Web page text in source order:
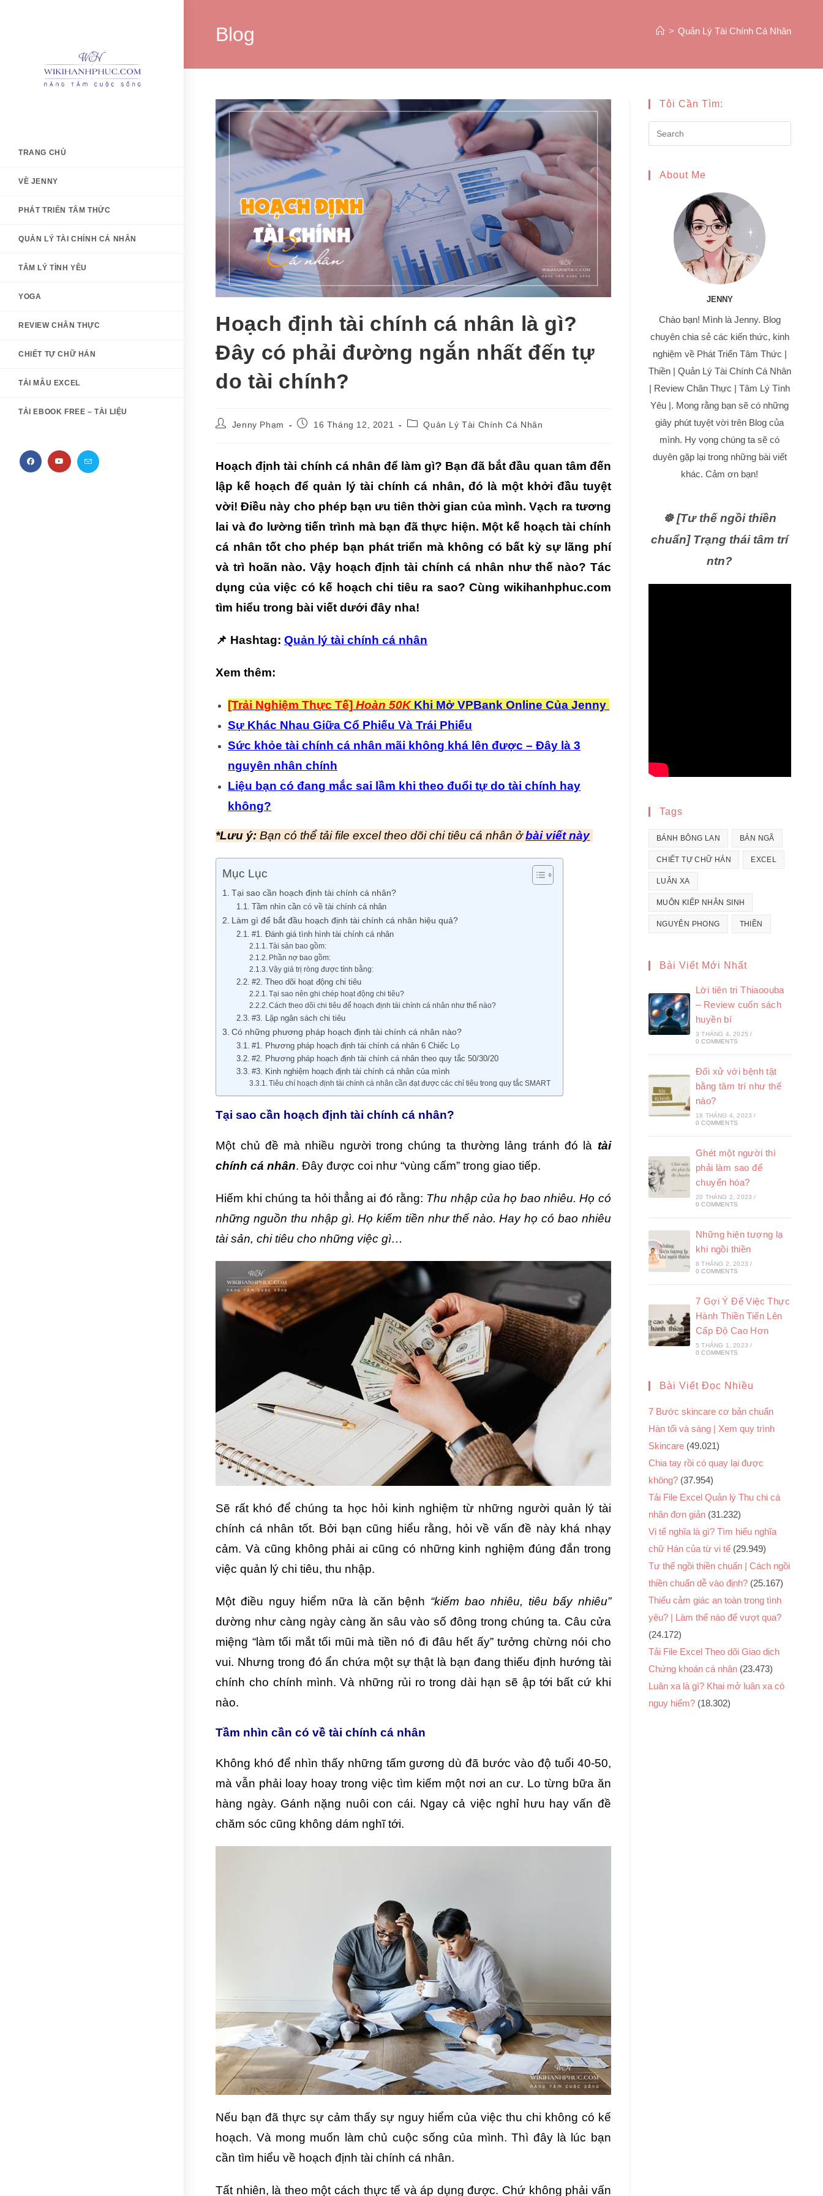
TRANG CHỦ
VỀ JENNY
PHÁT TRIỂN TÂM THỨC
QUẢN LÝ TÀI CHÍNH CÁ NHÂN
TÂM LÝ TÌNH YÊU
YOGA
REVIEW CHÂN THỰC
CHIẾT TỰ CHỮ HÁN
TẢI MẪU EXCEL
TẢI EBOOK FREE – TÀI LIỆU
Blog > Quản Lý Tài Chính Cá Nhân
Hoạch định tài chính cá nhân là gì?
Đây có phải đường ngắn nhất đến tự
do tài chính?
PostJenny Phạm
Post16 Tháng 12, 2021
PostQuản Lý Tài Chính Cá Nhân
Hoạch định tài chính cá nhân để làm gì? Bạn đã bắt đầu quan tâm đến
lập kế hoạch để quản lý tài chính cá nhân, đó là một khởi đầu tuyệt
vời! Điều này cho phép bạn ưu tiên thời gian của mình. Vạch ra tương
lai và đo lường tiến trình mà bạn đã thực hiện. Một kế hoạch tài chính
cá nhân tốt cho phép bạn phát triển mà không có bất kỳ sự lãng phí
và trì hoãn nào. Vậy hoạch định tài chính cá nhân như thế nào? Tác
dụng của việc có kế hoạch chi tiêu ra sao? Cùng wikihanhphuc.com
tìm hiểu trong bài viết dưới đây nha!
📌 Hashtag:Quản lý tài chính cá nhân
Xem thêm:
[Trải Nghiệm Thực Tế] Hoàn 50K Khi Mở VPBank Online Của Jenny
Sự Khác Nhau Giữa Cổ Phiếu Và Trái Phiếu
Sức khỏe tài chính cá nhân mãi không khá lên được – Đây là 3
nguyên nhân chính
Liệu bạn có đang mắc sai lầm khi theo đuổi tự do tài chính hay
không?
*Lưu ý: Bạn có thể tải file excel theo dõi chi tiêu cá nhân ởbài viết này
Mục Lục
Tại sao cần hoạch định tài chính cá nhân?
Tầm nhìn cần có về tài chính cá nhân
Làm gì để bắt đầu hoạch định tài chính cá nhân hiệu quả?
#1. Đánh giá tình hình tài chính cá nhân
Tài sản bao gồm:
Phần nợ bao gồm:
Vậy giá trị ròng được tính bằng:
#2. Theo dõi hoạt động chi tiêu
Tại sao nên ghi chép hoạt động chi tiêu?
Cách theo dõi chi tiêu để hoạch định tài chính cá nhân như thế nào?
#3. Lập ngân sách chi tiêu
Có những phương pháp hoạch định tài chính cá nhân nào?
#1. Phương pháp hoạch định tài chính cá nhân 6 Chiếc Lọ
#2. Phương pháp hoạch định tài chính cá nhân theo quy tắc 50/30/20
#3. Kinh nghiệm hoạch định tài chính cá nhân của mình
Tiêu chí hoạch định tài chính cá nhân cần đạt được các chỉ tiêu trong quy tắc SMART
Tại sao cần hoạch định tài chính cá nhân?
Một chủ đề mà nhiều người trong chúng ta thường lảng tránh đó là tài
chính cá nhân. Đây được coi như “vùng cấm” trong giao tiếp.
Hiếm khi chúng ta hỏi thẳng ai đó rằng: Thu nhập của họ bao nhiêu. Họ có
những nguồn thu nhập gì. Họ kiếm tiền như thế nào. Hay họ có bao nhiêu
tài sản, chi tiêu cho những việc gì…
Sẽ rất khó để chúng ta học hỏi kinh nghiệm từ những người quản lý tài
chính cá nhân tốt. Bởi bạn cũng hiểu rằng, hỏi về vấn đề này khá nhạy
cảm. Và cũng không phải ai cũng có những kinh nghiệm đúng đắn trong
việc quản lý chi tiêu, thu nhập.
Một điều nguy hiểm nữa là căn bệnh “kiếm bao nhiêu, tiêu bấy nhiêu”
dường như càng ngày càng ăn sâu vào số đông trong chúng ta. Câu cửa
miệng “làm tối mắt tối mũi mà tiền nó đi đâu hết ấy” tưởng chừng nói cho
vui. Nhưng trong đó ẩn chứa một sự thật là bạn đang thiếu định hướng tài
chính cho chính mình. Và những rủi ro trong dài hạn sẽ ập tới bất cứ khi
nào.
Tầm nhìn cần có về tài chính cá nhân
Không khó để nhìn thấy những tấm gương dù đã bước vào độ tuổi 40-50,
mà vẫn phải loay hoay trong việc tìm kiếm một nơi an cư. Lo từng bữa ăn
hàng ngày. Gánh nặng nuôi con cái. Ngay cả việc nghỉ hưu hay vấn đề
chăm sóc cũng không dám nghĩ tới.
Nếu bạn đã thực sự cảm thấy sự nguy hiểm của việc thu chi không có kế
hoạch. Và mong muốn làm chủ cuộc sống của mình. Thì đây là lúc bạn
cần tìm hiểu về hoạch định tài chính cá nhân.
Tất nhiên, là theo một cách thực tế và áp dụng được. Chứ không phải vấn
Tôi Cần Tìm:
About Me
JENNY
Chào bạn! Mình là Jenny. Blog
chuyên chia sẻ các kiến thức, kinh
nghiệm về Phát Triển Tâm Thức |
Thiền | Quản Lý Tài Chính Cá Nhân
| Review Chân Thực | Tâm Lý Tình
Yêu |. Mong rằng bạn sẽ có những
giây phút tuyệt vời trên Blog của
mình. Hy vọng chúng ta sẽ có
duyên gặp lại trong những bài viết
khác. Cảm ơn bạn!
☸️ [Tư thế ngồi thiền
chuẩn] Trạng thái tâm trí
ntn?
Tags
BÁNH BÔNG LAN BẢN NGÃ
CHIẾT TỰ CHỮ HÁN EXCEL
LUÂN XA
MUÔN KIẾP NHÂN SINH
NGUYÊN PHONG THIỀN
Bài Viết Mới Nhất
Lời tiên tri Thiaoouba
– Review cuốn sách
huyền bí
3 THÁNG 4, 2025 /
0 COMMENTS
Đối xử với bệnh tật
bằng tâm trí như thế
nào?
18 THÁNG 4, 2023 /
0 COMMENTS
Ghét một người thì
phải làm sao để
chuyển hóa?
20 THÁNG 2, 2023 /
0 COMMENTS
Những hiện tượng lạ
khi ngồi thiền
8 THÁNG 2, 2023 /
0 COMMENTS
7 Gợi Ý Để Việc Thực
Hành Thiền Tiến Lên
Cấp Độ Cao Hơn
5 THÁNG 1, 2023 /
0 COMMENTS
Bài Viết Đọc Nhiều
7 Bước skincare cơ bản chuẩn
Hàn tối và sáng | Xem quy trình
Skincare (49.021)
Chia tay rồi có quay lại được
không? (37.954)
Tải File Excel Quản lý Thu chi cá
nhân đơn giản (31.232)
Vi tế nghĩa là gì? Tìm hiểu nghĩa
chữ Hán của từ vi tế (29.949)
Tư thế ngồi thiền chuẩn | Cách ngồi
thiền chuẩn dễ vào định? (25.167)
Thiếu cảm giác an toàn trong tình
yêu? | Làm thế nào để vượt qua?
(24.172)
Tải File Excel Theo dõi Giao dịch
Chứng khoán cá nhân (23.473)
Luân xa là gì? Khai mở luân xa có
nguy hiểm? (18.302)